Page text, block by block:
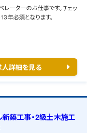
ーターのお仕事です。チェッ
年必須となります。
人詳細を見る
築工事・2級土木施工